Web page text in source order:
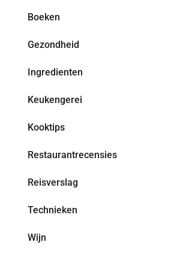
Boeken
Gezondheid
Ingredienten
Keukengerei
Kooktips
Restaurantrecensies
Reisverslag
Technieken
Wijn